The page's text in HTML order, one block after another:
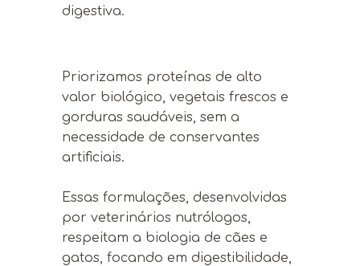
digestiva.
Priorizamos proteínas de alto
valor biológico, vegetais frescos e
gorduras saudáveis, sem a
necessidade de conservantes
artificiais.
Essas formulações, desenvolvidas
por veterinários nutrólogos,
respeitam a biologia de cães e
gatos, focando em digestibilidade,